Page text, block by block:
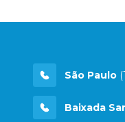
São Paulo
Baixada